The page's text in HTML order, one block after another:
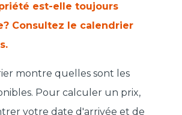
est-elle toujours
Consultez le calendrier
montre quelles sont les
Pour calculer un prix,
votre date d'arrivée et de